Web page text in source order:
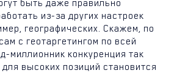
быть даже правильно
из-за других настроек
географических. Скажем, по
с геотаргетингом по всей
миллионник конкуренция так
для высоких позиций становится